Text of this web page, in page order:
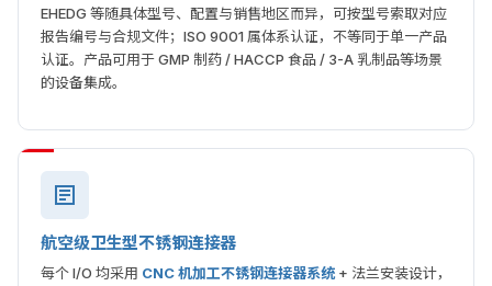
EHEDG 等随具体型号、配置与销售地区而异，可按型号索取对应
报告编号与合规文件；ISO 9001 属体系认证，不等同于单一产品
认证。产品可用于 GMP 制药 / HACCP 食品 / 3-A 乳制品等场景
的设备集成。
航空级卫生型不锈钢连接器
每个 I/O 均采用 CNC 机加工不锈钢连接器系统 + 法兰安装设计，